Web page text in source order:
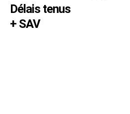
Délais tenus
+ SAV